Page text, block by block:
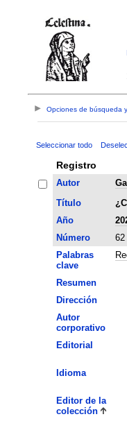
Opciones de búsqueda
Seleccionar todo
Registro
Autor
Título
Año
Número
62
Palabras
clave
Resumen
Dirección
Autor
corporativo
Editorial
Idioma
Editor de la
colección